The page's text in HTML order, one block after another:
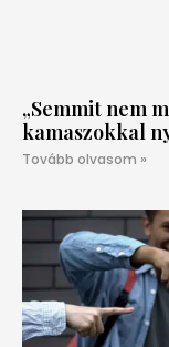
„Semmit nem
kamaszokkal
Tovább olvasom »